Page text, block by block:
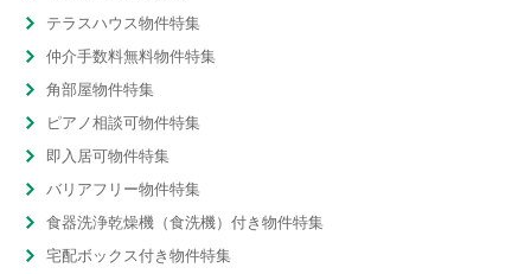
テラスハウス物件特集
仲介手数料無料物件特集
角部屋物件特集
ピアノ相談可物件特集
即入居可物件特集
バリアフリー物件特集
食器洗浄乾燥機（食洗機）付き物件特集
宅配ボックス付き物件特集